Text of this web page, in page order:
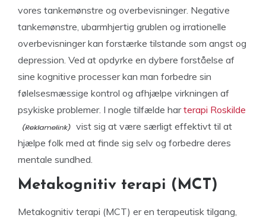
vores tankemønstre og overbevisninger. Negative
tankemønstre, ubarmhjertig grublen og irrationelle
overbevisninger kan forstærke tilstande som angst og
depression. Ved at opdyrke en dybere forståelse af
sine kognitive processer kan man forbedre sin
følelsesmæssige kontrol og afhjælpe virkningen af
psykiske problemer. I nogle tilfælde harterapi Roskilde
vist sig at være særligt effektivt til at
hjælpe folk med at finde sig selv og forbedre deres
mentale sundhed.
Metakognitiv terapi (MCT)
Metakognitiv terapi (MCT) er en terapeutisk tilgang,